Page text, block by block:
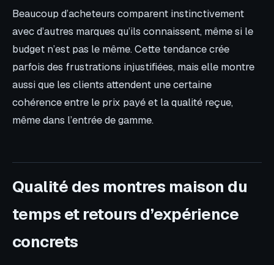
Beaucoup d’acheteurs comparent instinctivement
avec d’autres marques qu’ils connaissent, même si le
budget n’est pas le même. Cette tendance crée
parfois des frustrations injustifiées, mais elle montre
aussi que les clients attendent une certaine
cohérence entre le prix payé et la qualité reçue,
même dans l’entrée de gamme.
Qualité des montres maison du
temps et retours d’expérience
concrets